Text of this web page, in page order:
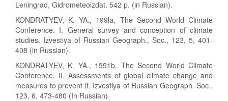
Leningrad, Gidrometeoizdat. 542 p. (in Russian).
KONDRATYEV, K. YA., 199la. The Second World Climate
Conference. I. General survey and conception of climate
studies. Izvestiya of Russian Geograph., Soc., 123, 5, 401-
408 (in Russian).
KONDRATYEV, K. YA., 1991b. The Second World Climate
Conference. II. Assessments of global climate change and
measures to prevent it. Izvestiya of Russian Geograph. Soc.,
123, 6, 473-480 (In Russian).